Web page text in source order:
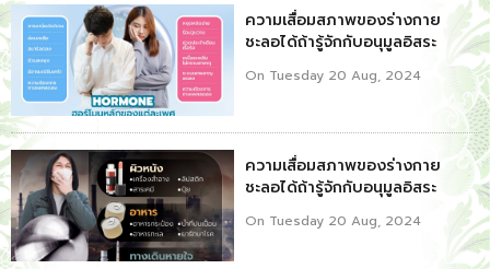
ความเสื่อมสภาพของร่างกาย
ชะลอได้ถ้ารู้จักกับอนุมูลอิสระ
On Tuesday 20 Aug, 2024
ความเสื่อมสภาพของร่างกาย
ชะลอได้ถ้ารู้จักกับอนุมูลอิสระ
On Tuesday 20 Aug, 2024